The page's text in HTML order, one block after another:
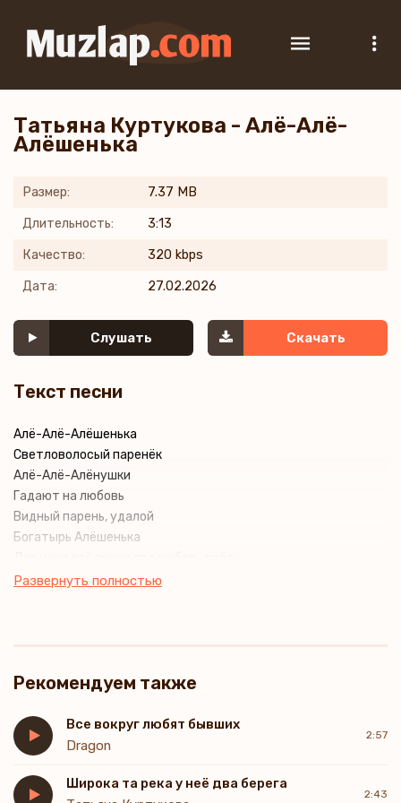
Татьяна Куртукова - Алё-Алё-
Алёшенька
Размер: 7.37 MB
Длительность: 3:13
Качество: 320 kbps
Дата: 27.02.2026
Слушать Скачать
Текст песни
Алё-Алё-Алёшенька
Светловолосый паренёк
Алё-Алё-Алёнушки
Гадают на любовь
Видный парень, удалой
Богатырь Алёшенька
А девчонки все вокруг
Светловолосый паренёк
Гадают на любовь
Алё-Алё-Алёшенька
Ты проводи меня домой
Такой один хорошенький
Развернуть полностью
Рекомендуем также
Все вокруг любят бывших
Dragon
2:57
Широка та река у неё два берега
2:43